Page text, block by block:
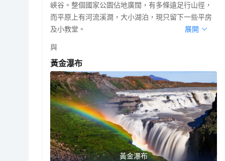
峽谷。整個國家公園佔地廣闊，有多條遠足行山徑，
而平原上有河流溪澗，大小湖泊，現只留下一些平房
及小教堂。
展開
與
黃金瀑布
黃金瀑布